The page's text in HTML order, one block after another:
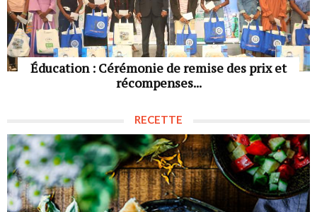
Éducation : Cérémonie de remise des prix et
récompenses...
RECETTE